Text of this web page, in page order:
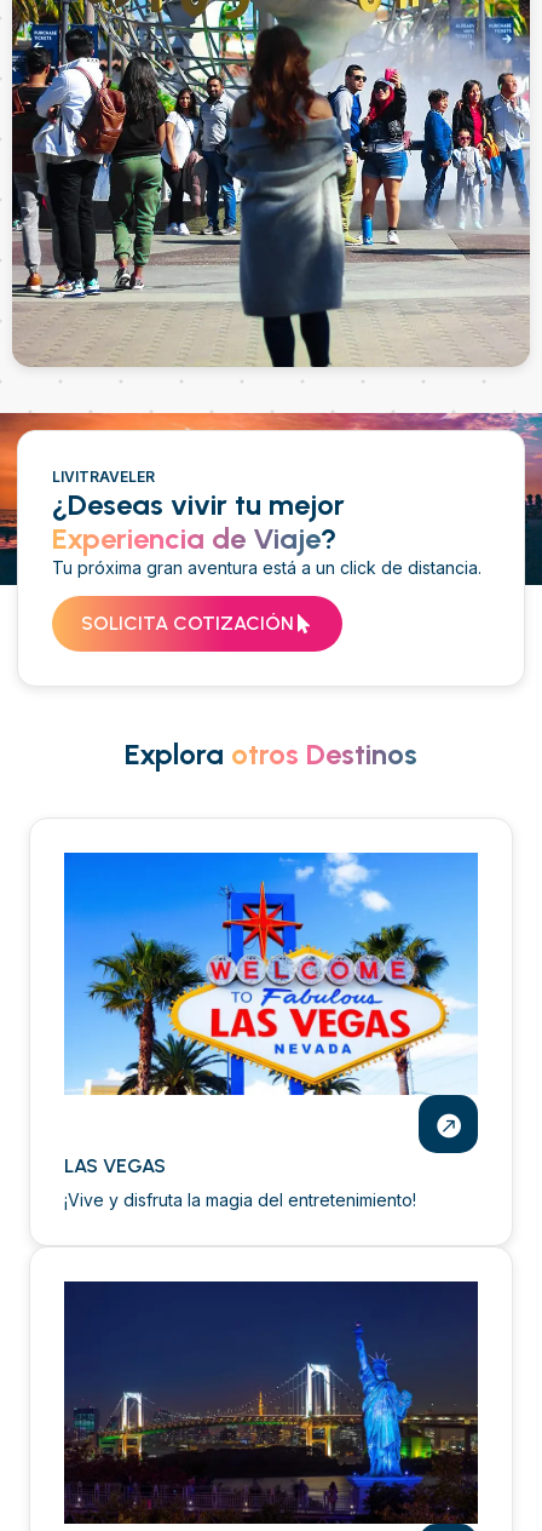
LIVITRAVELER
¿Deseas vivir tu mejor
Experiencia de Viaje?
Tu próxima gran aventura está a un click de distancia.
SOLICITA COTIZACIÓN
Explora otros Destinos
LAS VEGAS
¡Vive y disfruta la magia del entretenimiento!